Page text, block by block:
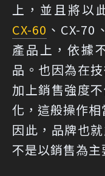
上，並且將以
CX-60 、CX-70
產品上，依據
品。也因為在
加上銷售強度
化，這般操作
因此，品牌也
不是以銷售為主